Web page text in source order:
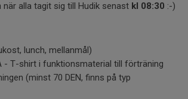
alla tagit sig till Hudik senast kl 08:30 :-)
lunch, mellanmål)
- T-shirt i funktionsmaterial till förträning
(minst 70 DEN, finns på typ